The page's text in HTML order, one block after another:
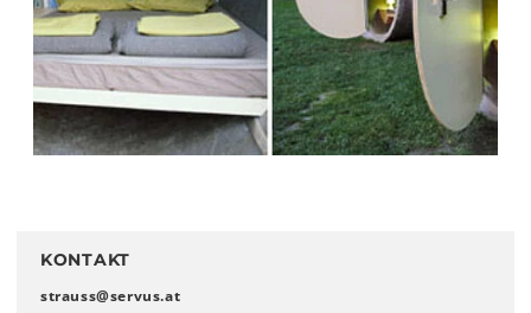
KONTAKT
strauss@servus.at